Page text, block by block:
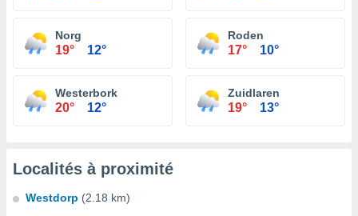
Norg
19° 12°
Roden
17° 10°
Westerbork
20° 12°
Zuidlaren
19° 13°
Localités à proximité
Westdorp (2.18 km)